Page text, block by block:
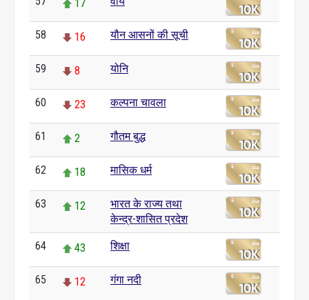
17
58 16 यौन आसनों की सूची
59 8 योनि
60 23 कल्पना चावला
61 2 गौतम बुद्ध
62 18 मासिक धर्म
63 12
भारत के राज्य तथा
केन्द्र-शासित प्रदेश
64 43 शिक्षा
65 12 गंगा नदी